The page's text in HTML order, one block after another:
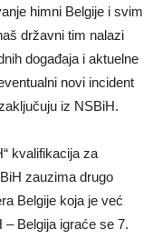
himni Belgije i svim
državni tim nalazi
događaja i aktuelne
novi incident
iz NSBiH.
kvalifikacija za
zauzima drugo
Belgije koja je već
Belgija igraće se 7.